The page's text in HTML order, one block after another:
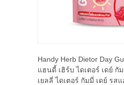
Handy Herb Dietor Day
แฮนดี้ เฮิร์บ ไดเตอร์ เดย์ กั
เยลลี่ ไดเตอร์ กัมมี่ เดย์ รส